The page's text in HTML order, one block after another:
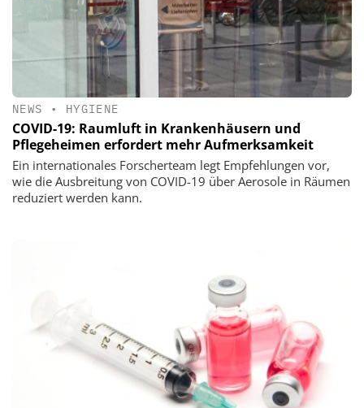
NEWS • HYGIENE
COVID-19: Raumluft in Krankenhäusern und
Pflegeheimen erfordert mehr Aufmerksamkeit
Ein internationales Forscherteam legt Empfehlungen vor,
wie die Ausbreitung von COVID-19 über Aerosole in Räumen
reduziert werden kann.